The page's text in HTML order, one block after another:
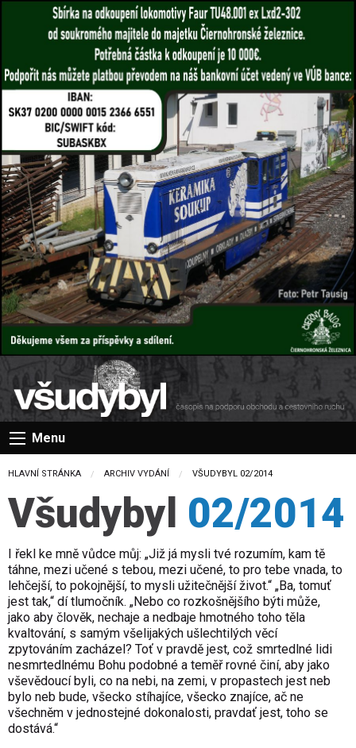
Menu
HLAVNÍ STRÁNKA ARCHIV VYDÁNÍ CURRENT:
VŠUDYBYL 02/2014
Všudybyl 02/2014
I řekl ke mně vůdce můj: „Již já mysli tvé rozumím, kam tě
táhne, mezi učené s tebou, mezi učené, to pro tebe vnada, to
lehčejší, to pokojnější, to mysli užitečnější život.“ „Ba, tomuť
jest tak,“ dí tlumočník. „Nebo co rozkošnějšího býti může,
jako aby člověk, nechaje a nedbaje hmotného toho těla
kvaltování, s samým všelijakých ušlechtilých věcí
zpytováním zacházel? Toť v pravdě jest, což smrtedlné lidi
nesmrtedlnému Bohu podobné a teměř rovné činí, aby jako
vševědoucí byli, co na nebi, na zemi, v propastech jest neb
bylo neb bude, všecko stíhajíce, všecko znajíce, ač ne
všechněm v jednostejné dokonalosti, pravdať jest, toho se
dostává.“